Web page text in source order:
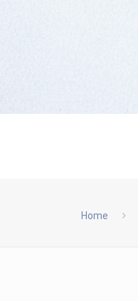
Home